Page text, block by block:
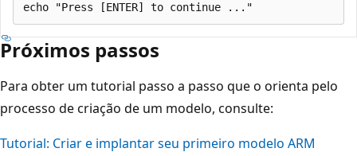
Próximos passos
Para obter um tutorial passo a passo que o orienta pelo
processo de criação de um modelo, consulte:
Tutorial: Criar e implantar seu primeiro modelo ARM